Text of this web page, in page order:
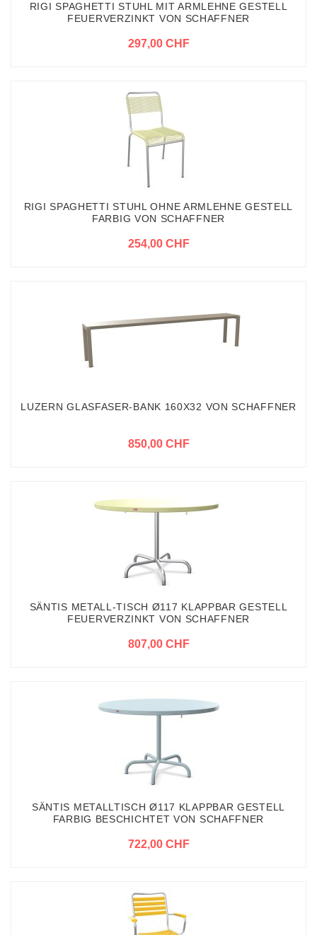
RIGI SPAGHETTI STUHL MIT ARMLEHNE GESTELL
FEUERVERZINKT VON SCHAFFNER
297,00 CHF
RIGI SPAGHETTI STUHL OHNE ARMLEHNE GESTELL
FARBIG VON SCHAFFNER
254,00 CHF
LUZERN GLASFASER-BANK 160X32 VON SCHAFFNER
850,00 CHF
SÄNTIS METALL-TISCH Ø117 KLAPPBAR GESTELL
FEUERVERZINKT VON SCHAFFNER
807,00 CHF
SÄNTIS METALLTISCH Ø117 KLAPPBAR GESTELL
FARBIG BESCHICHTET VON SCHAFFNER
722,00 CHF